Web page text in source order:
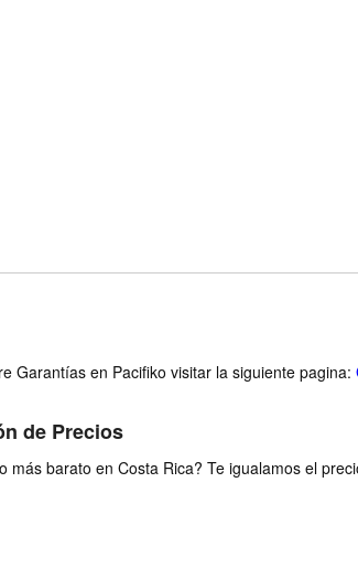
Garantías en Pacifiko visitar la siguiente pagina:
de Precios
más barato en Costa Rica? Te igualamos el